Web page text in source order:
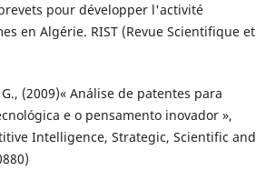
pour développer l'activité
en Algérie. RIST (Revue Scientifique et
(2009)« Análise de patentes para
e o pensamento inovador »,
Intelligence, Strategic, Scientific and